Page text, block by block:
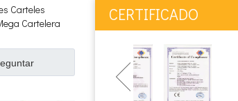
Carteles
Cartelera
CERTIFICADO